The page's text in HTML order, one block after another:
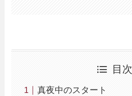
目次
真夜中のスタート